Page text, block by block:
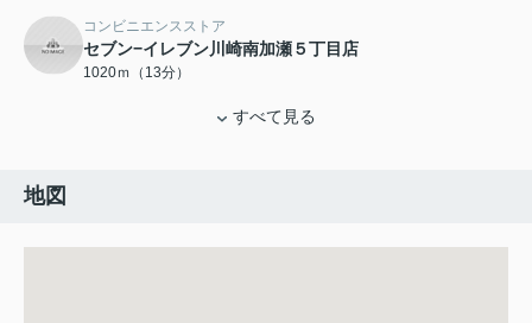
コンビニエンスストア
セブン−イレブン川崎南加瀬５丁目店
1020ｍ（13分）
すべて見る
地図